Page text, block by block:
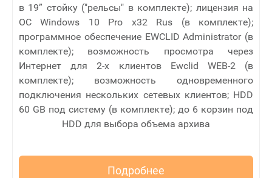
в 19” стойку ("рельсы" в комплекте); лицензия на
ОС Windows 10 Pro x32 Rus (в комплекте);
программное обеспечение EWCLID Administrator (в
комплекте); возможность просмотра через
Интернет для 2-х клиентов Ewclid WEB-2 (в
комплекте); возможность одновременного
подключения нескольких сетевых клиентов; HDD
60 GB под систему (в комплекте); до 6 корзин под
HDD для выбора объема архива
Подробнее